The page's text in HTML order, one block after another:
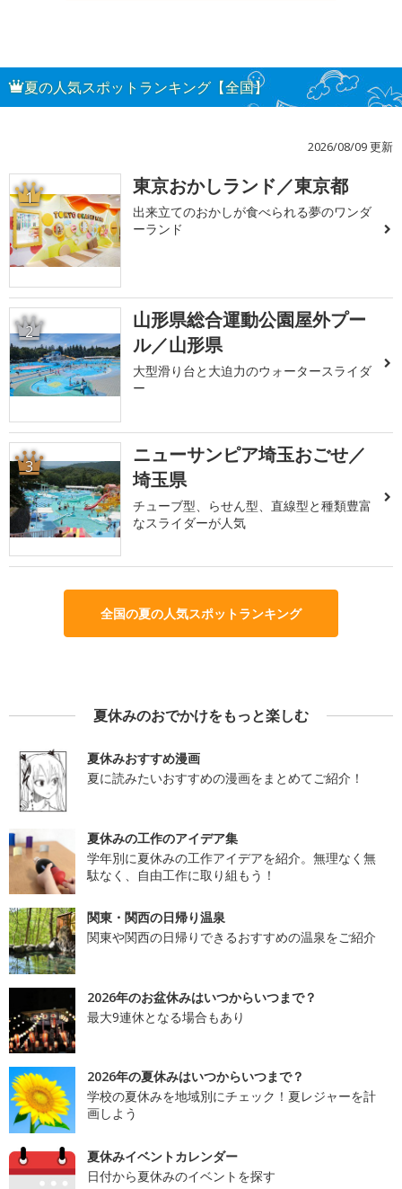
夏の人気スポットランキング【全国】
2026/08/09 更新
1 東京おかしランド／東京都
出来立てのおかしが食べられる夢のワンダ
ーランド
2
山形県総合運動公園屋外プー
ル／山形県
大型滑り台と大迫力のウォータースライダ
ー
3
ニューサンピア埼玉おごせ／
埼玉県
チューブ型、らせん型、直線型と種類豊富
なスライダーが人気
全国の夏の人気スポットランキング
夏休みのおでかけをもっと楽しむ
夏休みおすすめ漫画
夏に読みたいおすすめの漫画をまとめてご紹介！
夏休みの工作のアイデア集
学年別に夏休みの工作アイデアを紹介。無理なく無
駄なく、自由工作に取り組もう！
関東・関西の日帰り温泉
関東や関西の日帰りできるおすすめの温泉をご紹介
2026年のお盆休みはいつからいつまで？
最大9連休となる場合もあり
2026年の夏休みはいつからいつまで？
学校の夏休みを地域別にチェック！夏レジャーを計
画しよう
夏休みイベントカレンダー
日付から夏休みのイベントを探す